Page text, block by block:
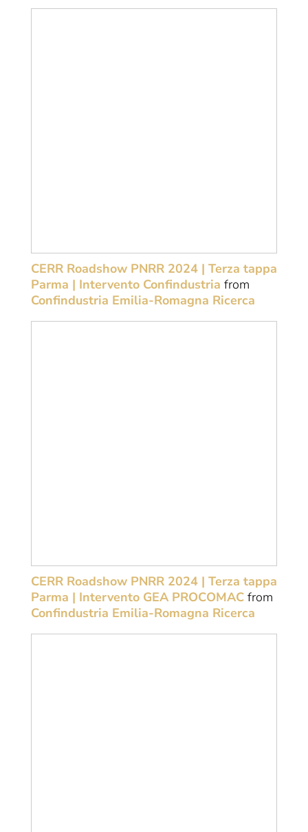
CERR Roadshow PNRR 2024 | Terza tappa
Parma | Intervento Confindustria from
Confindustria Emilia-Romagna Ricerca
CERR Roadshow PNRR 2024 | Terza tappa
Parma | Intervento GEA PROCOMAC from
Confindustria Emilia-Romagna Ricerca